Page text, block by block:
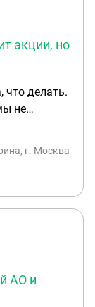
акции, но
не
о
т.к. мы
И сейчас
о
г. Москва
АО и